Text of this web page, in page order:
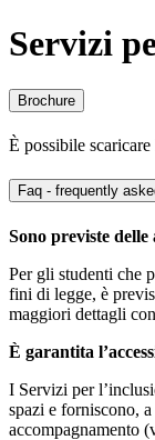
Servizi
Brochure
È possibile scaricare
Faq - frequently
Sono previste delle
Per gli studenti che
fini di legge, è
maggiori dettagli
È garantita
I Servizi per
spazi e forniscono,
accompagnamento